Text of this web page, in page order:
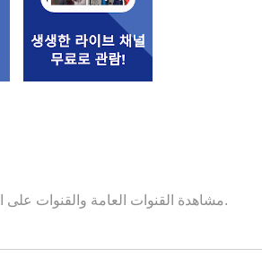
تتيح لك "Nunoo TV noonoo TV" مشاهدة القنوات العامة والقنوات على الهواء بشكل مريح على هاتفك الذكي.